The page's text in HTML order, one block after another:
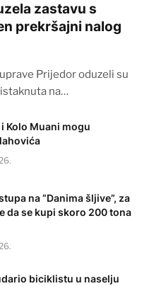
zastavu s
prekršajni nalog
Prijedor oduzeli su
na…
Kolo Muani mogu
na “Danima šljive”, za
da se kupi skoro 200 tona
biciklistu u naselju